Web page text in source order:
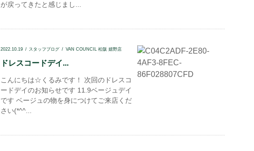
が戻ってきたと感じまし...
2022.10.19 スタッフブログ VAN COUNCIL 松阪 嬉野店
ドレスコードデイ...
こんにちは☆くるみです！ 次回のドレスコ
ードデイのお知らせです 11.9ベージュデイ
です ベージュの物を身につけてご来店くだ
さい(*^^...